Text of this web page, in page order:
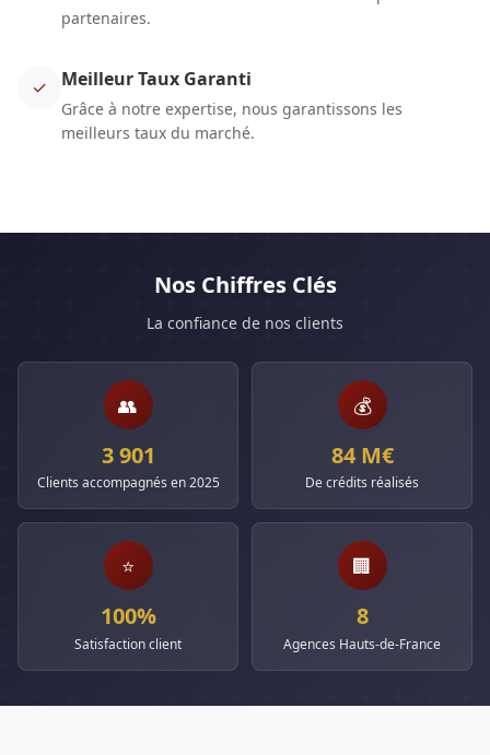
partenaires.
✓ Meilleur Taux Garanti
Grâce à notre expertise, nous garantissons les
meilleurs taux du marché.
Nos Chiffres Clés
La confiance de nos clients
👥
3 901
Clients accompagnés en 2025
💰
84 M€
De crédits réalisés
⭐
100%
Satisfaction client
🏢
8
Agences Hauts-de-France